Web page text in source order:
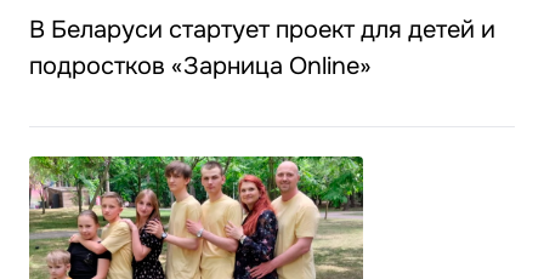
В Беларуси стартует проект для детей и
подростков «Зарница Online»